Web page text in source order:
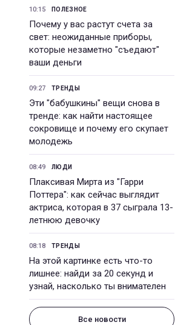
10:15 ПОЛЕЗНОЕ
Почему у вас растут счета за
свет: неожиданные приборы,
которые незаметно "съедают"
ваши деньги
09:27 ТРЕНДЫ
Эти "бабушкины" вещи снова в
тренде: как найти настоящее
сокровище и почему его скупает
молодежь
08:49 ЛЮДИ
Плаксивая Мирта из "Гарри
Поттера": как сейчас выглядит
актриса, которая в 37 сыграла 13-
летнюю девочку
08:18 ТРЕНДЫ
На этой картинке есть что-то
лишнее: найди за 20 секунд и
узнай, насколько ты внимателен
Все новости